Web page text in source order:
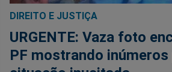
DIREITO E JUSTIÇA
URGENTE: Vaza foto
PF mostrando